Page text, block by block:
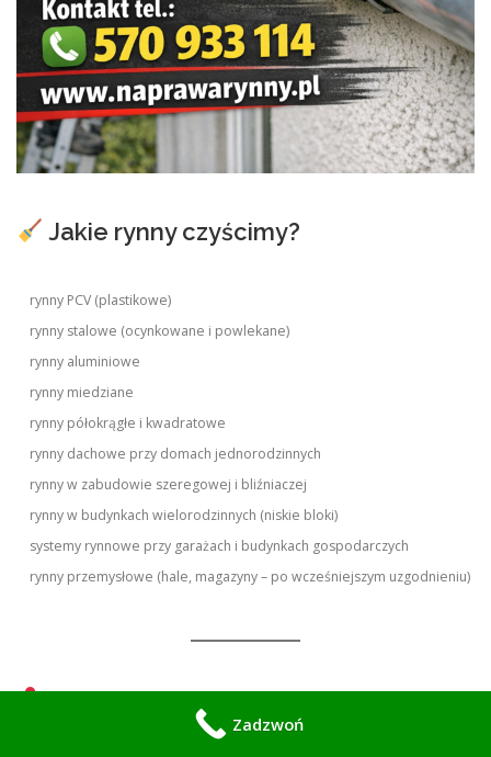
Jakie rynny czyścimy?
rynny PCV (plastikowe)
rynny stalowe (ocynkowane i powlekane)
rynny aluminiowe
rynny miedziane
rynny półokrągłe i kwadratowe
rynny dachowe przy domach jednorodzinnych
rynny w zabudowie szeregowej i bliźniaczej
rynny w budynkach wielorodzinnych (niskie bloki)
systemy rynnowe przy garażach i budynkach gospodarczych
rynny przemysłowe (hale, magazyny – po wcześniejszym uzgodnieniu)
Gdzie działamy – Warszawa i okolice
Zadzwoń